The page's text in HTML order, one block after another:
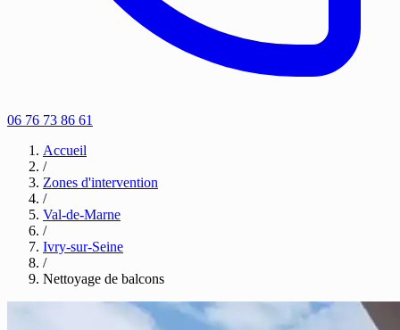
06 76 73 86 61
Accueil
/
Zones d'intervention
/
Val-de-Marne
/
Ivry-sur-Seine
/
Nettoyage de balcons